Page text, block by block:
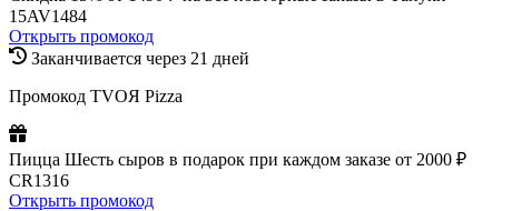
15AV1484
Открыть промокод
Заканчивается через 21 дней
Промокод TVOЯ Pizza
Пицца Шесть сыров в подарок при каждом заказе от 2000 ₽
CR1316
Открыть промокод